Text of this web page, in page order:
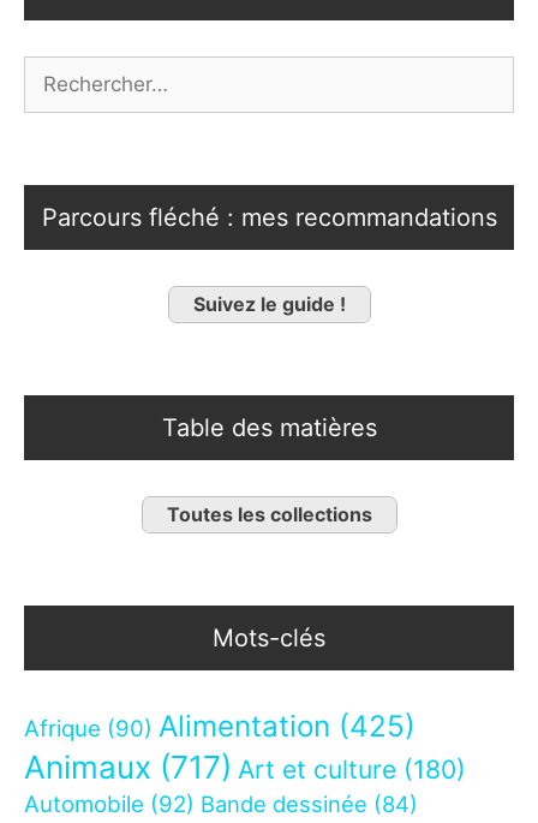
Parcours fléché : mes recommandations
Suivez le guide !
Table des matières
Toutes les collections
Mots-clés
Afrique (90) Alimentation (425)
Animaux (717) Art et culture (180)
Automobile (92) Bande dessinée (84)